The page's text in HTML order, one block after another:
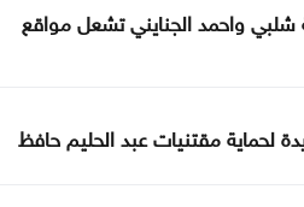
شلبي واحمد الجنايني تشعل مواقع
لحماية مقتنيات عبد الحليم حافظ